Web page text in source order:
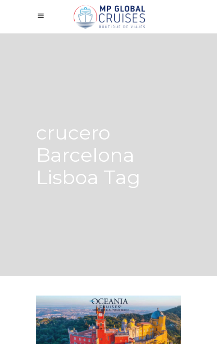
crucero
Barcelona
Lisboa Tag